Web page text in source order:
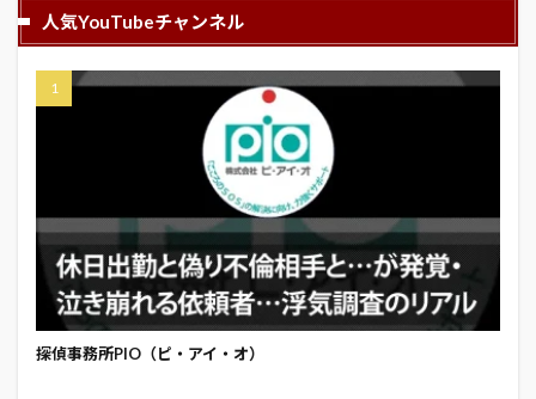
人気YouTubeチャンネル
探偵事務所PIO（ピ・アイ・オ）